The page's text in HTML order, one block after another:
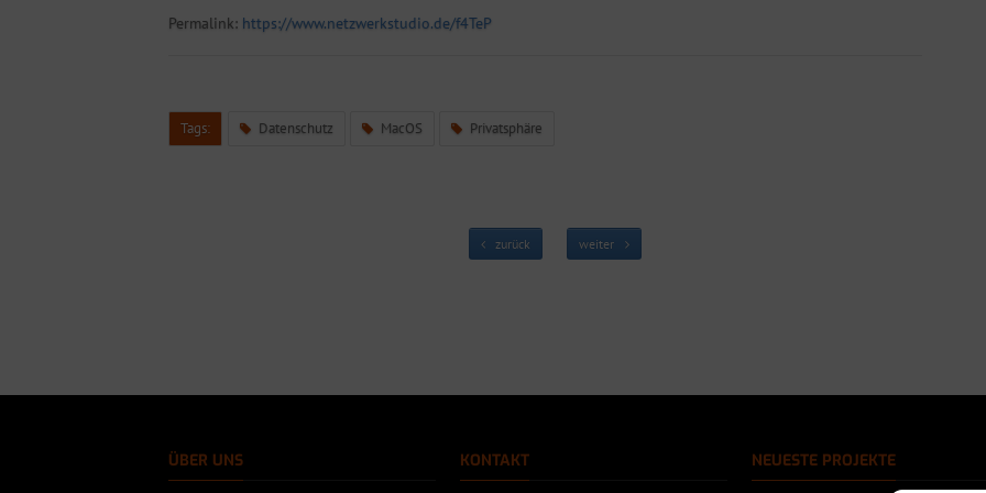
Permalink: https://www.netzwerkstudio.de/f4TeP
Tags: Datenschutz MacOS Privatsphäre
zurück weiter
ÜBER UNS KONTAKT NEUESTE PROJEKTE